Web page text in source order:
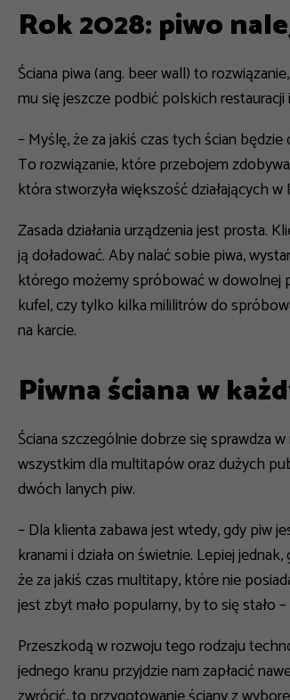
Rok 2028: piwo
Ściana piwa (ang. beer wall) to
mu się jeszcze podbić polskich
–Myślę, że za jakiś czas tych ścian
To rozwiązanie, które przebojem
która stworzyła większość działających
Zasada działania urządzenia jest prosta.
ją doładować. Aby nalać sobie piwa,
którego możemy spróbować w dowolnej
kufel, czy tylko kilka mililitrów do
na karcie.
Piwna ściana w
Ściana szczególnie dobrze się sprawdza
wszystkim dla multitapów oraz dużych
dwóch lanych piw.
–Dla klienta zabawa jest wtedy, gdy piw
kranami i działa on świetnie. Lepiej
że za jakiś czas multitapy, które nie
jest zbyt mało popularny, by to się stało
Przeszkodą w rozwoju tego rodzaju
jednego kranu przyjdzie nam zapłacić